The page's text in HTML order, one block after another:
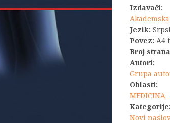
Izdavači:
Jezik:
Povez: A4
Broj
Autori:
Grupa
Oblasti:
MEDICINA
Kategorije:
Novi